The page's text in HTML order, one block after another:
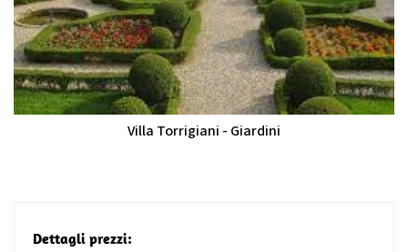
Villa Torrigiani - Giardini
Dettagli prezzi: